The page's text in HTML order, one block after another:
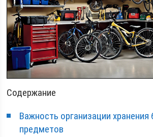
Содержание
Важность организации хранения
предметов